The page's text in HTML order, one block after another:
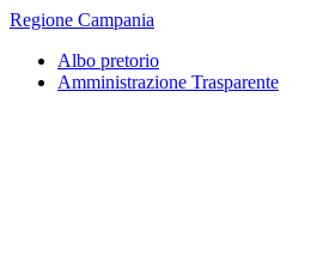
Regione Campania
Albo pretorio
Amministrazione Trasparente